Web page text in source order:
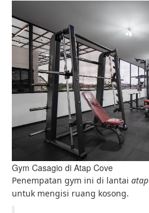
Gym Casagio di Atap Cove
Penempatan gym ini di lantai atap
untuk mengisi ruang kosong.